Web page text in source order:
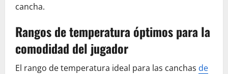
cancha.
Rangos de temperatura óptimos para la
comodidad del jugador
El rango de temperatura ideal para las canchas de